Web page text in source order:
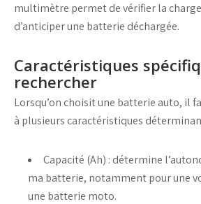
multimètre permet de vérifier la
d’anticiper une batterie déchargée.
Caractéristiques
rechercher
Lorsqu’on choisit une batterie auto, il
à plusieurs caractéristiques
Capacité (Ah) : détermine
ma batterie, notamment pour une
une batterie moto.